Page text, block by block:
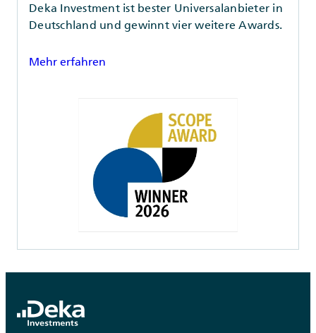
Deka Investment ist bester Universalanbieter in
Deutschland und gewinnt vier weitere Awards.
Mehr erfahren